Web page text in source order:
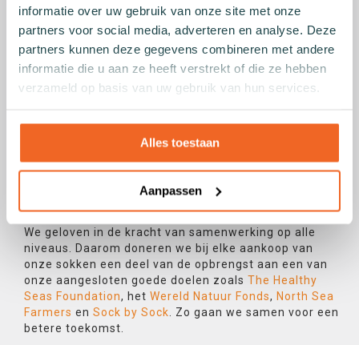
informatie over uw gebruik van onze site met onze
partners voor social media, adverteren en analyse. Deze
partners kunnen deze gegevens combineren met andere
informatie die u aan ze heeft verstrekt of die ze hebben
verzameld op basis van uw gebruik van hun services.
Alles toestaan
Aanpassen
milieu te maken. Daarom maken wij sokken, zoals
Seas Socks by Forebel
, van milieuvriendelijke
materialen en hergebruikt afval. Onze missie is om het
milieu te beschermen en bij te dragen aan een meer
duurzame toekomst.
Ons krachtige motto 'Face it' benadrukt dat we de
ogen moeten zien en verantwoordelijkheid moeten
nemen voor onze acties. Kortom, we kunnen de feiten
niet langer negeren. Het is tijd om
verantwoordelijkheid te nemen en actie te
ondernemen voor een positieve verandering die
iedereen ten goede komt.
We geloven in de kracht van samenwerking op alle
niveaus. Daarom doneren we bij elke aankoop van
onze sokken een deel van de opbrengst aan een van
onze aangesloten goede doelen zoals The Healthy
Seas Foundation, het Wereld Natuur Fonds, North Sea
Farmers en Sock by Sock. Zo gaan we samen voor een
betere toekomst.